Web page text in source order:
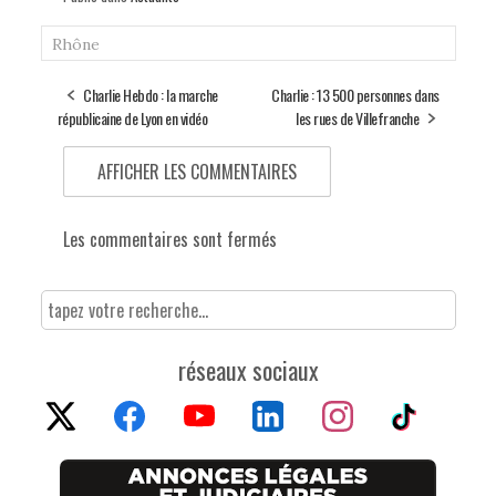
Rhône
Charlie Hebdo : la marche
républicaine de Lyon en vidéo
Charlie : 13 500 personnes dans
les rues de Villefranche
AFFICHER LES COMMENTAIRES
Les commentaires sont fermés
réseaux sociaux